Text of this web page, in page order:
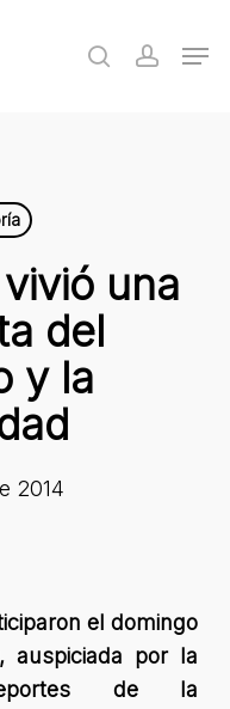
search
una
del
y la
2014
el domingo
auspiciada por la
de la